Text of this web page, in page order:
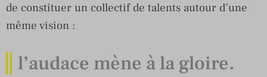
de constituer un collectif de talents autour d’une
même vision :
l’audace mène à la gloire.